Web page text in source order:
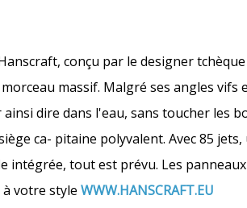
conçu par le designer
massif. Malgré ses angles vifs
dire dans l'eau, sans toucher les
ca- pitaine polyvalent. Avec 85 jets,
intégrée, tout est prévu. Les
votre style WWW.HANSCRAFT.EU